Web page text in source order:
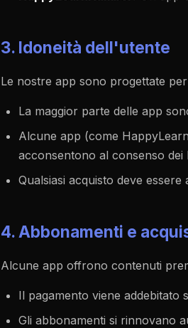
3. Idoneità dell'utente
Le nostre app sono progettate
La maggior parte delle app
Alcune app (come
acconsentono al consenso
Qualsiasi acquisto deve
4. Abbonamenti e
Alcune app offrono contenuti
Il pagamento viene
Gli abbonamenti si rinnovano